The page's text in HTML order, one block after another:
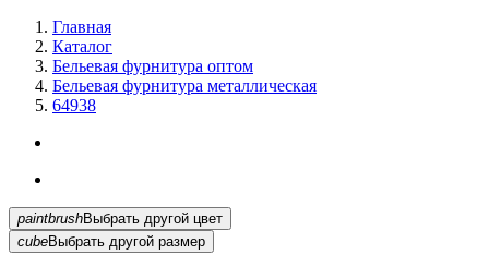
Главная
Каталог
Бельевая фурнитура оптом
Бельевая фурнитура металлическая
64938
paintbrush
Выбрать другой цвет
cubeВыбрать другой размер